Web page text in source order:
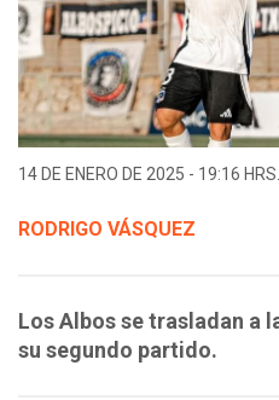
14 DE ENERO DE 2025 - 19:16 HRS.
RODRIGO VÁSQUEZ
Los Albos se trasladan a
su segundo partido.